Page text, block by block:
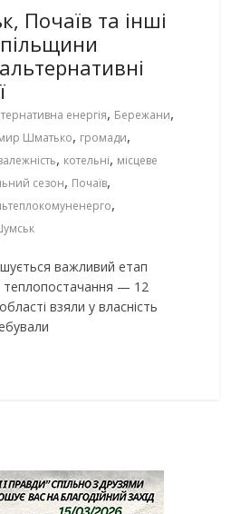
Почаїв та інші
енергія, Бережани,
Шматько, громади,
, котельні, місцеве
сезон, Почаїв,
,
важливий етап
теплопостачання — 12
взяли у власність